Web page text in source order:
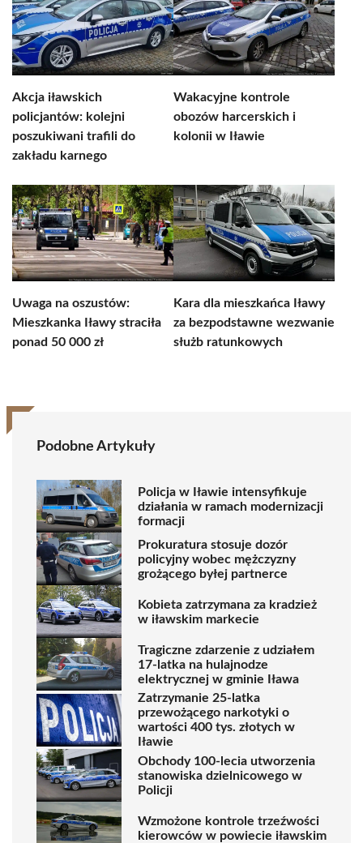
Akcja iławskich
policjantów: kolejni
poszukiwani trafili do
zakładu karnego
Wakacyjne kontrole
obozów harcerskich i
kolonii w Iławie
Uwaga na oszustów:
Mieszkanka Iławy straciła
ponad 50 000 zł
Kara dla mieszkańca Iławy
za bezpodstawne wezwanie
służb ratunkowych
Podobne Artykuły
Policja w Iławie intensyfikuje
działania w ramach modernizacji
formacji
Prokuratura stosuje dozór
policyjny wobec mężczyzny
grożącego byłej partnerce
Kobieta zatrzymana za kradzież
w iławskim markecie
Tragiczne zdarzenie z udziałem
17-latka na hulajnodze
elektrycznej w gminie Iława
Zatrzymanie 25-latka
przewożącego narkotyki o
wartości 400 tys. złotych w
Iławie
Obchody 100-lecia utworzenia
stanowiska dzielnicowego w
Policji
Wzmożone kontrole trzeźwości
kierowców w powiecie iławskim